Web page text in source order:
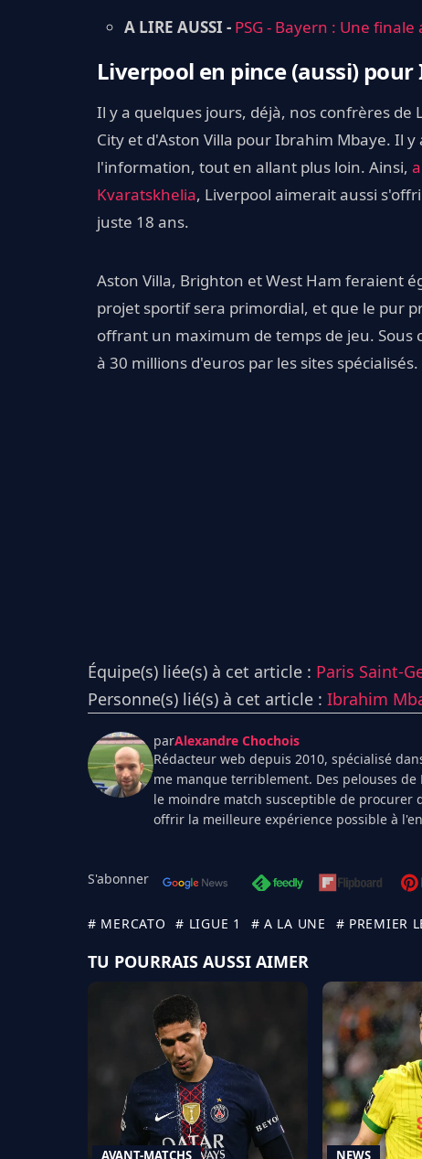
A LIRE AUSSI - PSG - Bayern : Une
Liverpool en pince (aussi)
Il y a quelques jours, déjà, nos confrères
City et d'Aston Villa pour Ibrahim Mbaye. Il
l'information, tout en allant plus loin. Ainsi,
Kvaratskhelia, Liverpool aimerait aussi
juste 18 ans.
Aston Villa, Brighton et West Ham feraient
projet sportif sera primordial, et que le pur
offrant un maximum de temps de jeu.
à 30 millions d'euros par les sites spécialisés.
Équipe(s) liée(s) à cet article : Paris Saint-
Personne(s) lié(s) à cet article : Ibrahim
parAlexandre Chochois
Rédacteur web depuis 2010, spécialisé
me manque terriblement. Des pelouses
le moindre match susceptible de procurer
offrir la meilleure expérience possible à
S'abonner
# MERCATO # LIGUE 1 # A LA UNE # PREMIER
TU POURRAIS AUSSI AIMER
AVANT-MATCHS NEWS